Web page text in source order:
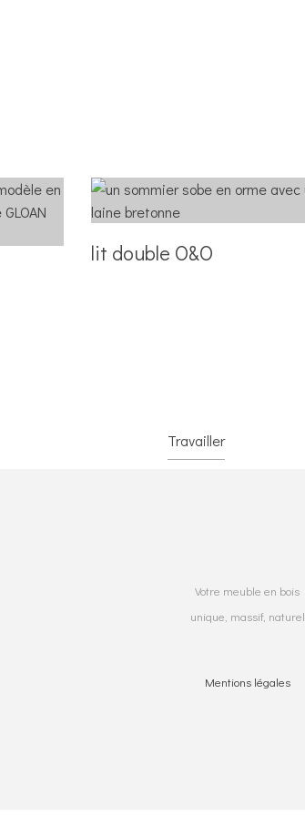
lit double O&O
Travailler
Votre meuble en bois
unique, massif, naturel
Mentions légales